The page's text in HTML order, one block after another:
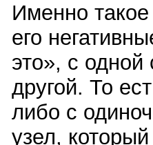
Именно
его
это», с
другой. То
либо с
узел,